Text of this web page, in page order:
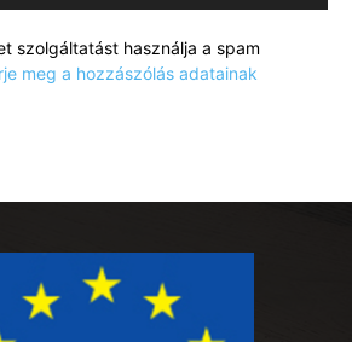
szolgáltatást használja a spam
meg a hozzászólás adatainak